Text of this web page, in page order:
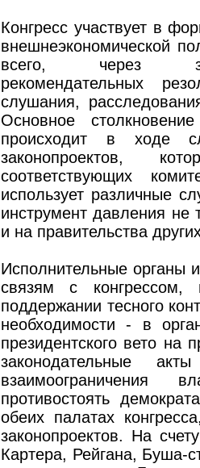
Конгресс участвует в
внешнеэкономической
всего, через
рекомендательных
слушания,
Основное
происходит в ходе
законопроектов,
соответствующих
использует различные
инструмент давления
и на правительства
Исполнительные органы
связям с конгрессом,
поддержании тесного
необходимости - в
президентского вето на
законодательные
противостоять
обеих палатах
законопроектов. На
Картера, Рейгана, Буша-